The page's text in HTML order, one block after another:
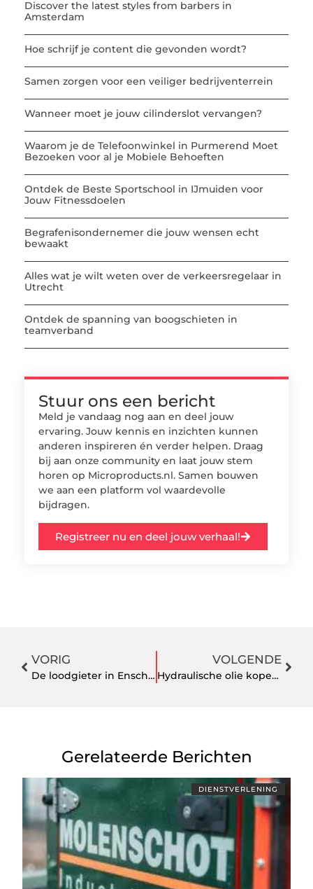
Discover the latest styles from barbers in
Amsterdam
Hoe schrijf je content die gevonden wordt?
Samen zorgen voor een veiliger bedrijventerrein
Wanneer moet je jouw cilinderslot vervangen?
Waarom je de Telefoonwinkel in Purmerend Moet
Bezoeken voor al je Mobiele Behoeften
Ontdek de Beste Sportschool in IJmuiden voor
Jouw Fitnessdoelen
Begrafenisondernemer die jouw wensen echt
bewaakt
Alles wat je wilt weten over de verkeersregelaar in
Utrecht
Ontdek de spanning van boogschieten in
teamverband
Stuur ons een bericht
Meld je vandaag nog aan en deel jouw
ervaring. Jouw kennis en inzichten kunnen
anderen inspireren én verder helpen. Draag
bij aan onze community en laat jouw stem
horen op Microproducts.nl. Samen bouwen
we aan een platform vol waardevolle
bijdragen.
Registreer nu en deel jouw verhaal!
VORIG
De loodgieter in Enschede staat voor je klaar
VOLGENDE
Hydraulische olie kopen: dit zijn de mogelijkheden
Gerelateerde Berichten
DIENSTVERLENING